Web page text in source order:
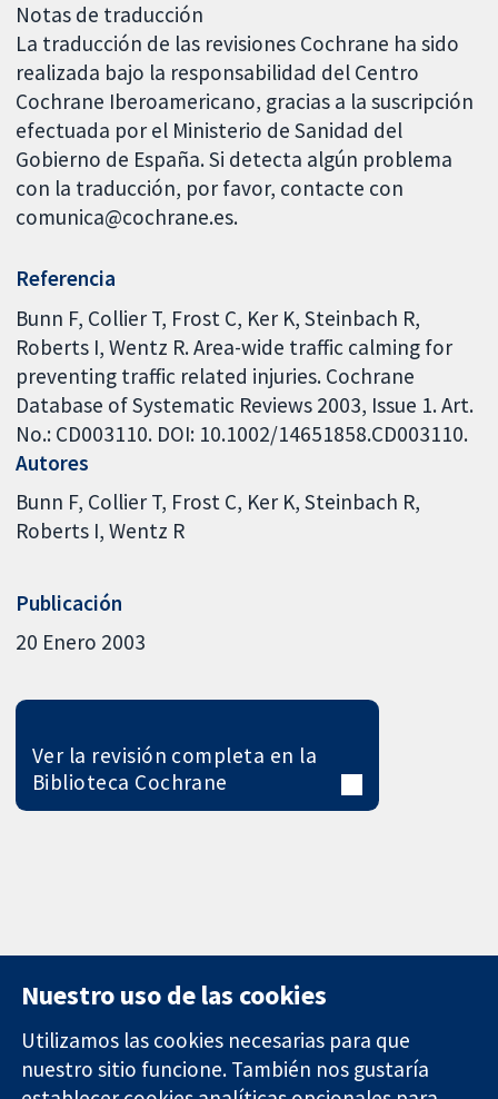
Notas de traducción
La traducción de las revisiones Cochrane ha sido
realizada bajo la responsabilidad del Centro
Cochrane Iberoamericano, gracias a la suscripción
efectuada por el Ministerio de Sanidad del
Gobierno de España. Si detecta algún problema
con la traducción, por favor, contacte con
comunica@cochrane.es.
Referencia
Bunn F, Collier T, Frost C, Ker K, Steinbach R,
Roberts I, Wentz R. Area-wide traffic calming for
preventing traffic related injuries. Cochrane
Database of Systematic Reviews 2003, Issue 1. Art.
No.: CD003110. DOI: 10.1002/14651858.CD003110.
Autores
Bunn F Collier T Frost C Ker K Steinbach R
Roberts I Wentz R
Publicación
20 Enero 2003
Ver la revisión completa en la
Biblioteca Cochrane
11-13 Cavendish
Contacto
Nuestro uso de las cookies
Utilizamos las cookies necesarias para que
nuestro sitio funcione. También nos gustaría